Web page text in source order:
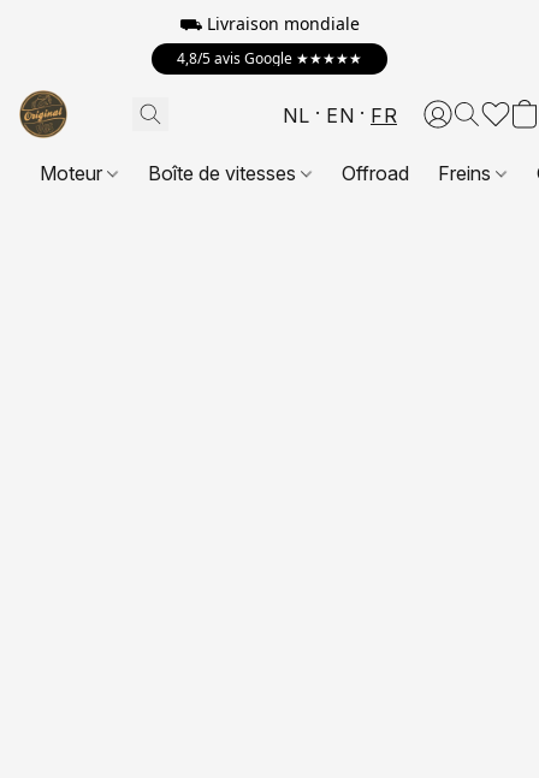
⛟ Livraison mondiale
4,8/5 avis Google ★★★★★
NL EN FR
Moteur Boîte de vitesses Offroad Freins